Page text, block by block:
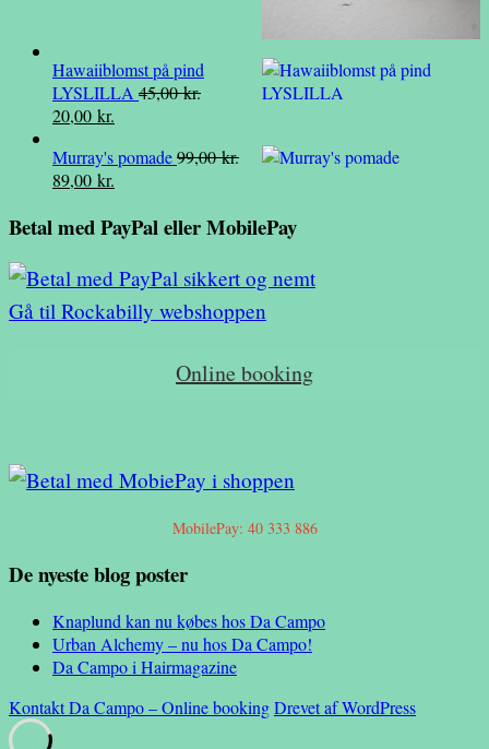
Hawaiiblomst på pind
LYSLILLA 45,00kr.
Den
pris
var:
20,00 kr.
pris
er:
Murray's pomade99,00kr.
Den
pris
99,00 kr..
89,00 kr.
pris
89,00 kr..
Betal med PayPal eller MobilePay
Gå til Rockabilly webshoppen
Online booking
MobilePay: 40 333 886
De nyeste blog poster
Knaplund kan nu købes hos Da Campo
Urban Alchemy – nu hos Da Campo!
Da Campo i Hairmagazine
Kontakt Da Campo – Online bookingDrevet af WordPress